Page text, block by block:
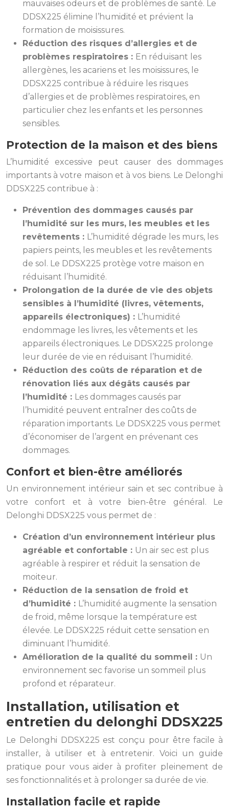
mauvaises odeurs et de problèmes de santé. Le
DDSX225 élimine l’humidité et prévient la
formation de moisissures.
Réduction des risques d’allergies et de
problèmes respiratoires : En réduisant les
allergènes, les acariens et les moisissures, le
DDSX225 contribue à réduire les risques
d’allergies et de problèmes respiratoires, en
particulier chez les enfants et les personnes
sensibles.
Protection de la maison et des biens
L’humidité excessive peut causer des dommages
importants à votre maison et à vos biens. Le Delonghi
DDSX225 contribue à :
Prévention des dommages causés par
l’humidité sur les murs, les meubles et les
revêtements : L’humidité dégrade les murs, les
papiers peints, les meubles et les revêtements
de sol. Le DDSX225 protège votre maison en
réduisant l’humidité.
Prolongation de la durée de vie des objets
sensibles à l’humidité (livres, vêtements,
appareils électroniques) : L’humidité
endommage les livres, les vêtements et les
appareils électroniques. Le DDSX225 prolonge
leur durée de vie en réduisant l’humidité.
Réduction des coûts de réparation et de
rénovation liés aux dégâts causés par
l’humidité : Les dommages causés par
l’humidité peuvent entraîner des coûts de
réparation importants. Le DDSX225 vous permet
d’économiser de l’argent en prévenant ces
dommages.
Confort et bien-être améliorés
Un environnement intérieur sain et sec contribue à
votre confort et à votre bien-être général. Le
Delonghi DDSX225 vous permet de :
Création d’un environnement intérieur plus
agréable et confortable : Un air sec est plus
agréable à respirer et réduit la sensation de
moiteur.
Réduction de la sensation de froid et
d’humidité : L’humidité augmente la sensation
de froid, même lorsque la température est
élevée. Le DDSX225 réduit cette sensation en
diminuant l’humidité.
Amélioration de la qualité du sommeil : Un
environnement sec favorise un sommeil plus
profond et réparateur.
Installation, utilisation et
entretien du delonghi DDSX225
Le Delonghi DDSX225 est conçu pour être facile à
installer, à utiliser et à entretenir. Voici un guide
pratique pour vous aider à profiter pleinement de
ses fonctionnalités et à prolonger sa durée de vie.
Installation facile et rapide